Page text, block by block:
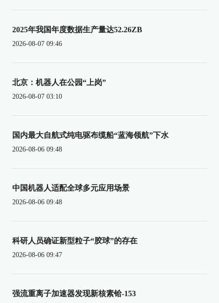
2025年我国年度数据生产量达52.26ZB
2026-08-07 09:46
北京：机器人在公园“上岗”
2026-08-07 03:10
国内最大自航式纯电驱布缆船“蓝海领航”下水
2026-08-06 09:48
中国机器人适配全球多元应用场景
2026-08-06 09:48
科研人员确证新型粒子“胶球”的存在
2026-08-06 09:47
强流重离子加速器发现新核素铪-153